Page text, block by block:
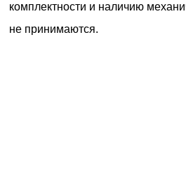
комплектности и наличию
не принимаются.